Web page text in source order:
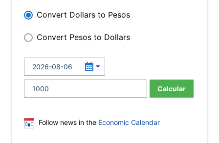
Convert Dollars to Pesos
Convert Pesos to Dollars
Calcular
Follow news in the Economic Calendar